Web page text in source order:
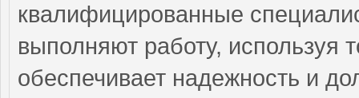
квалифицированные
выполняют работу, используя
обеспечивает надежность и